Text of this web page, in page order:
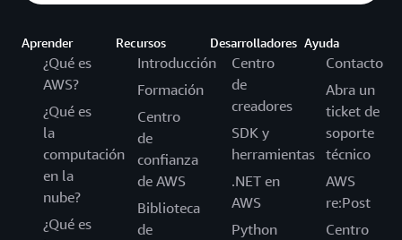
Aprender
¿Qué es
AWS?
¿Qué es
la
computación
en la
nube?
¿Qué es
Recursos
Introducción
Formación
Centro
de
confianza
de AWS
Biblioteca
de
Desarrolladores
Centro
de
creadores
SDK y
herramientas
.NET en
AWS
Python
Ayuda
Contacto
Abra un
ticket de
soporte
técnico
AWS
re:Post
Centro